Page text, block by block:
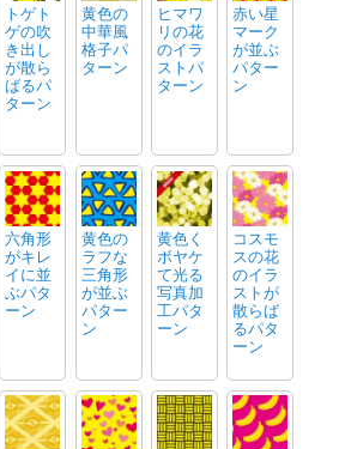
トゲト
ゲの吹
き出し
が散ら
ばるパ
ターン
黄色の
中華風
格子パ
ターン
ヒマワ
リの花
のイラ
ストパ
ターン
赤い星
マーク
が並ぶ
パター
ン
六角形
がキレ
イに並
ぶパタ
ーン
黄色の
ラフな
三角形
が並ぶ
パター
ン
黄色く
ボヤケ
て光る
写真加
工パタ
ーン
コスモ
スの花
のイラ
ストが
散らば
るパタ
ーン